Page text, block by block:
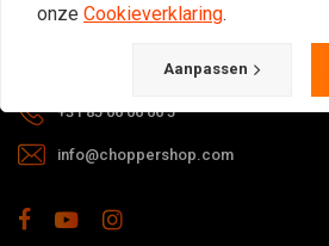
Gotenburgweg 46a, 9723 TM
+31 85 06 06 06 5
info@choppershop.com
onze Cookieverklaring.
Aanpassen